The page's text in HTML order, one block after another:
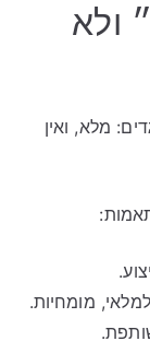
ולא
מלא, ואין
מומחיות.